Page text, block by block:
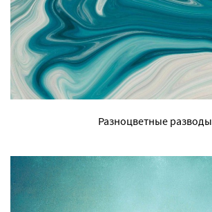
Разноцветные разводы